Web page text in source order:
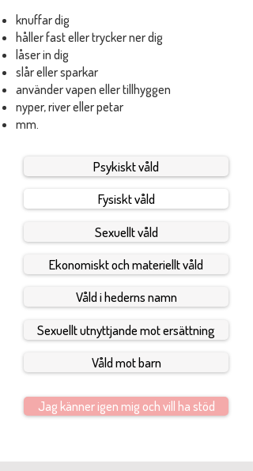
knuffar dig
håller fast eller trycker ner dig
låser in dig
slår eller sparkar
använder vapen eller tillhyggen
nyper, river eller petar
mm.
Psykiskt våld
Fysiskt våld
Sexuellt våld
Ekonomiskt och materiellt våld
Våld i hederns namn
Sexuellt utnyttjande mot ersättning
Våld mot barn
Jag känner igen mig och vill ha stöd